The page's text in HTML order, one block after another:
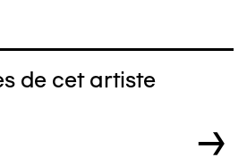
de cet artiste
→